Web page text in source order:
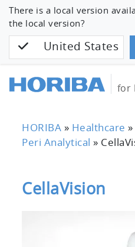
There is a local version
the local version?
United States
for
HORIBA » Healthcare »
Peri Analytical
»
CellaVision